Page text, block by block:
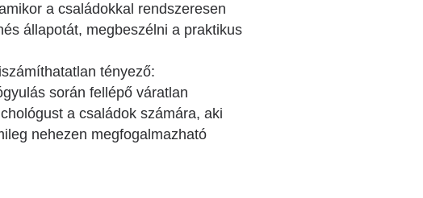
a családokkal rendszeresen
állapotát, megbeszélni a praktikus
tényező:
során fellépő váratlan
a családok számára, aki
nehezen megfogalmazható